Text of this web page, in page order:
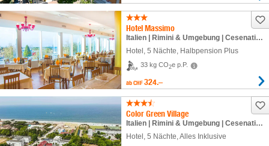
Hotel Massimo
Italien | Rimini & Umgebung | Cesenatico Valverde
Hotel 5 Nächte , Halbpension Plus
33 kg CO2e p.P.
ab CHF 324.–
Color Green Village
Italien | Rimini & Umgebung | Cesenatico Valverde
Hotel , 5 Nächte, Alles Inklusive